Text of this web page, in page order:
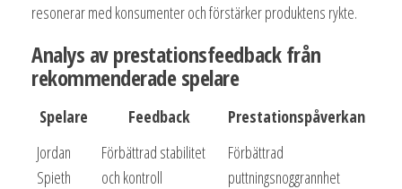
resonerar med konsumenter och förstärker produktens rykte.
Analys av prestationsfeedback från
rekommenderade spelare
Spelare Feedback
Prestationspåverkan
Jordan
Spieth
Förbättrad stabilitet
och kontroll
Förbättrad
puttningsnoggrannhet